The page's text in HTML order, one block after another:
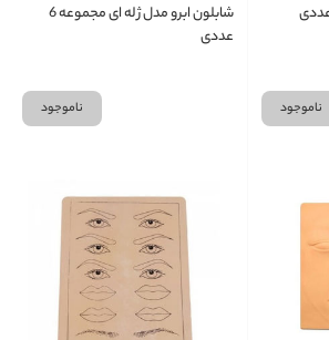
ناموجود
شابلون ابرو مدل ژله ای مجموعه 6
عددی
ناموجود